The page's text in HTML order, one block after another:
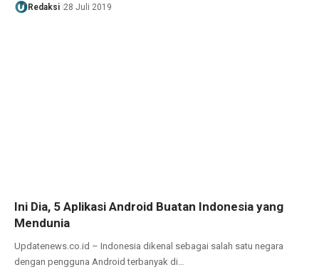
Redaksi 28 Juli 2019
Ini Dia, 5 Aplikasi Android Buatan Indonesia yang
Mendunia
Updatenews.co.id – Indonesia dikenal sebagai salah satu negara
dengan pengguna Android terbanyak di…